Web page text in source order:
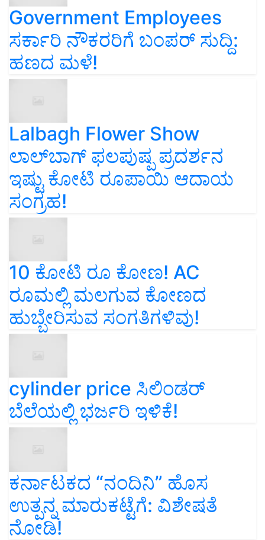
Government Employees
ಸರ್ಕಾರಿ ನೌಕರರಿಗೆ ಬಂಪರ್‌ ಸುದ್ದಿ:
ಹಣದ ಮಳೆ!
Lalbagh Flower Show
ಲಾಲ್‌ಬಾಗ್ ಫಲಪುಷ್ಪ ಪ್ರದರ್ಶನ
ಇಷ್ಟು ಕೋಟಿ ರೂಪಾಯಿ ಆದಾಯ
ಸಂಗ್ರಹ!
10 ಕೋಟಿ ರೂ ಕೋಣ! AC
ರೂಮಲ್ಲಿ ಮಲಗುವ ಕೋಣದ
ಹುಬ್ಬೇರಿಸುವ ಸಂಗತಿಗಳಿವು!
cylinder price ಸಿಲಿಂಡರ್‌
ಬೆಲೆಯಲ್ಲಿ ಭರ್ಜರಿ ಇಳಿಕೆ!
ಕರ್ನಾಟಕದ “ನಂದಿನಿ” ಹೊಸ
ಉತ್ಪನ್ನ ಮಾರುಕಟ್ಟೆಗೆ: ವಿಶೇಷತೆ
ನೋಡಿ!